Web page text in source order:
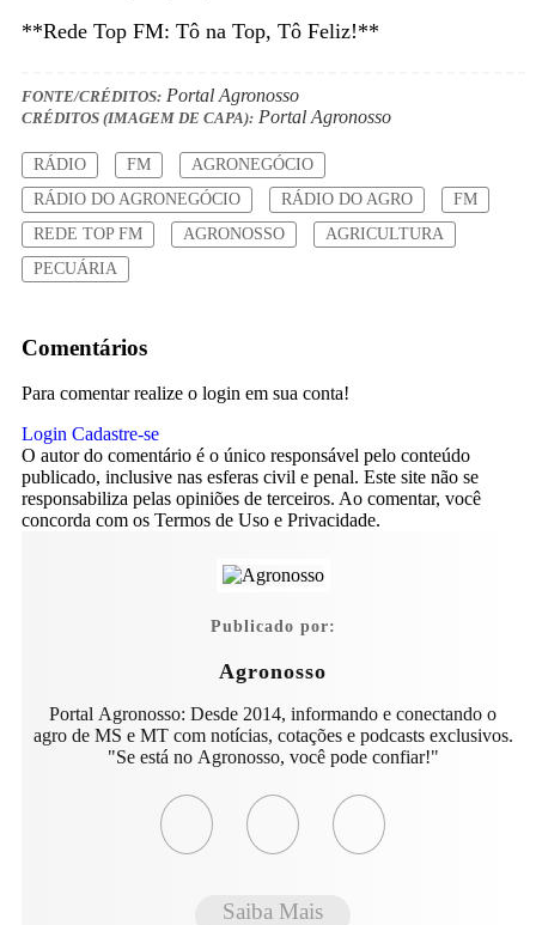
**Rede Top FM: Tô na Top, Tô Feliz!**
FONTE/CRÉDITOS:Portal Agronosso
CRÉDITOS (IMAGEM DE CAPA):Portal Agronosso
RÁDIO FM
AGRONEGÓCIO
RÁDIO DO AGRONEGÓCIO
RÁDIO DO AGRO
FM
REDE TOP FM
AGRONOSSO
AGRICULTURA
PECUÁRIA
Comentários
Para comentar realize o login em sua conta!
Login Cadastre-se
O autor do comentário é o único responsável pelo conteúdo
publicado, inclusive nas esferas civil e penal. Este site não se
responsabiliza pelas opiniões de terceiros. Ao comentar, você
concorda com os Termos de Uso e Privacidade.
Publicado por:
Agronosso
Portal Agronosso: Desde 2014, informando e conectando o
agro de MS e MT com notícias, cotações e podcasts exclusivos.
"Se está no Agronosso, você pode confiar!"
Saiba Mais